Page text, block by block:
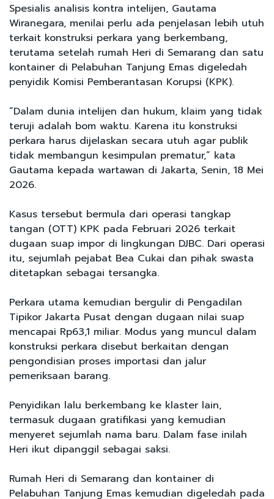
Spesialis analisis kontra intelijen, Gautama
Wiranegara, menilai perlu ada penjelasan lebih utuh
terkait konstruksi perkara yang berkembang,
terutama setelah rumah Heri di Semarang dan satu
kontainer di Pelabuhan Tanjung Emas digeledah
penyidik Komisi Pemberantasan Korupsi (KPK).
“Dalam dunia intelijen dan hukum, klaim yang tidak
teruji adalah bom waktu. Karena itu konstruksi
perkara harus dijelaskan secara utuh agar publik
tidak membangun kesimpulan prematur,” kata
Gautama kepada wartawan di Jakarta, Senin, 18 Mei
2026.
Kasus tersebut bermula dari operasi tangkap
tangan (OTT) KPK pada Februari 2026 terkait
dugaan suap impor di lingkungan DJBC. Dari operasi
itu, sejumlah pejabat Bea Cukai dan pihak swasta
ditetapkan sebagai tersangka.
Perkara utama kemudian bergulir di Pengadilan
Tipikor Jakarta Pusat dengan dugaan nilai suap
mencapai Rp63,1 miliar. Modus yang muncul dalam
konstruksi perkara disebut berkaitan dengan
pengondisian proses importasi dan jalur
pemeriksaan barang.
Penyidikan lalu berkembang ke klaster lain,
termasuk dugaan gratifikasi yang kemudian
menyeret sejumlah nama baru. Dalam fase inilah
Heri ikut dipanggil sebagai saksi.
Rumah Heri di Semarang dan kontainer di
Pelabuhan Tanjung Emas kemudian digeledah pada